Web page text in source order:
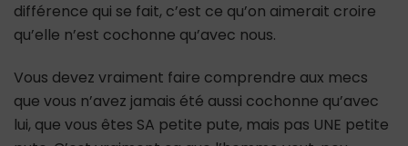
différence qui se fait, c’est ce qu’on aimerait croire
qu’elle n’est cochonne qu’avec nous.
Vous devez vraiment faire comprendre aux mecs
que vous n’avez jamais été aussi cochonne qu’avec
lui, que vous êtes SA petite pute, mais pas UNE petite